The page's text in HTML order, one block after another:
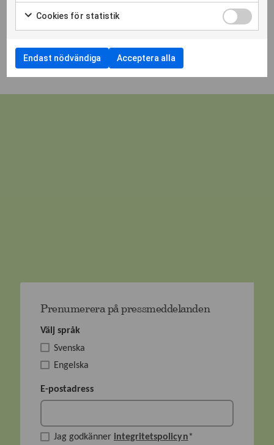
Zengun Års- och hållbarhetsredovisning 2021
Prenumerera på pressmeddelanden
Välj språk
Svenska
Engelska
E-postadress
Jag godkänner integritetspolicyn*
Cookies för statistik
Endast nödvändiga Acceptera alla